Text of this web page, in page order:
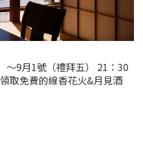
～9月1號（禮拜五） 21：30
取免費的線香花火&月見酒